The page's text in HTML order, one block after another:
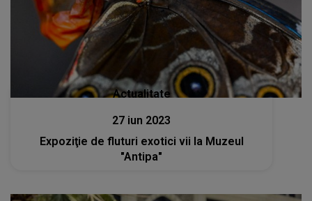
Actualitate
27 iun 2023
Expoziţie de fluturi exotici vii la Muzeul
"Antipa"